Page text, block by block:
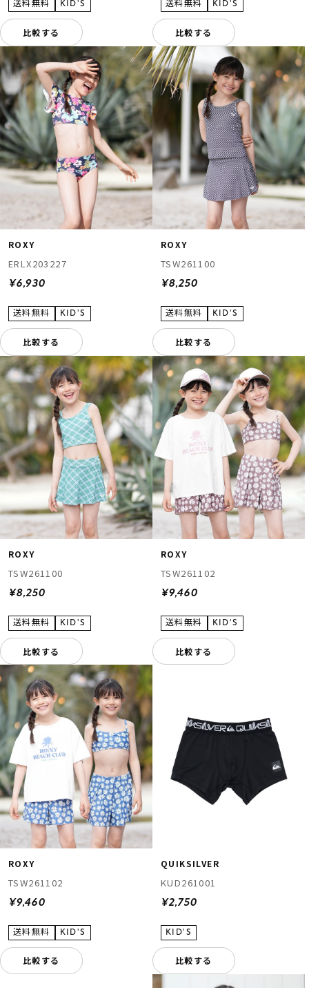
比較する 比較する
ROXY
ERLX203227
¥6,930
比較する
ROXY
TSW261100
¥8,250
比較する
ROXY
TSW261100
¥8,250
比較する
ROXY
TSW261102
¥9,460
比較する
ROXY
TSW261102
¥9,460
比較する
QUIKSILVER
KUD261001
¥2,750
比較する